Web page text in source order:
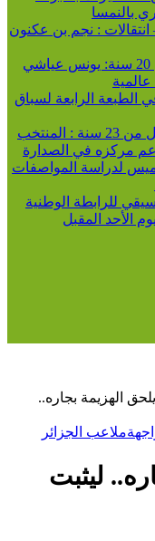
بالنمسا
انتقالات : نجم بن عكنون
ألعاب القوى / بطولة العالم لأقل من 20 سنة: يونس عياشي
عالمية
منتظر في الطبعة الرابعة لسباق
كرة السلة 3 3 / دوري الأمم لفئة لأقل من 23 سنة : المنتخب
مركزه في الصدارة
لدراسة المواصفات
2027: اجتماع تنسيقي للرابطة الوطنية
الأحد المقبل
يلحق الهزيمة بجاره..
ملاعب الجزائر
ليثبت